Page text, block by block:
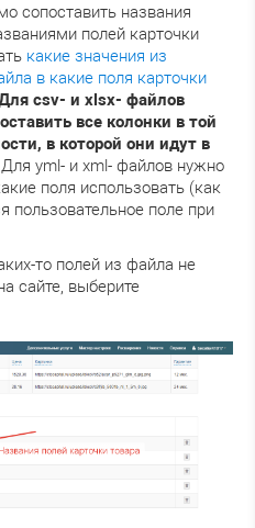
сопоставить названия
полей карточки
какие значения из
в какие поля карточки
csv- и xlsx- файлов
все колонки в той
в которой они идут в
Для yml- и xml- файлов нужно
поля использовать (как
пользовательное поле при
то полей из файла не
сайте, выберите